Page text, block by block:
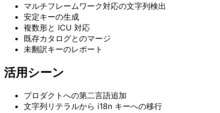
マルチフレームワーク対応の文字列検出
安定キーの生成
複数形と ICU 対応
既存カタログとのマージ
未翻訳キーのレポート
活用シーン
プロダクトへの第二言語追加
文字列リテラルから i18n キーへの移行